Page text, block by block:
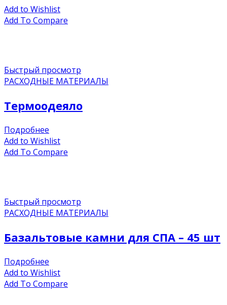
Add to Wishlist
Add To Compare
Быстрый просмотр
РАСХОДНЫЕ МАТЕРИАЛЫ
Термоодеяло
Подробнее
Add to Wishlist
Add To Compare
Быстрый просмотр
РАСХОДНЫЕ МАТЕРИАЛЫ
Базальтовые камни для СПА – 45 шт
Подробнее
Add to Wishlist
Add To Compare